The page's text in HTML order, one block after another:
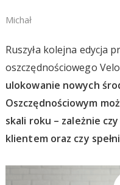
Michał
Ruszyła kolejna edycja
oszczędnościowego
ulokowanie nowych
Oszczędnościowym
skali roku – zależnie
klientem oraz czy